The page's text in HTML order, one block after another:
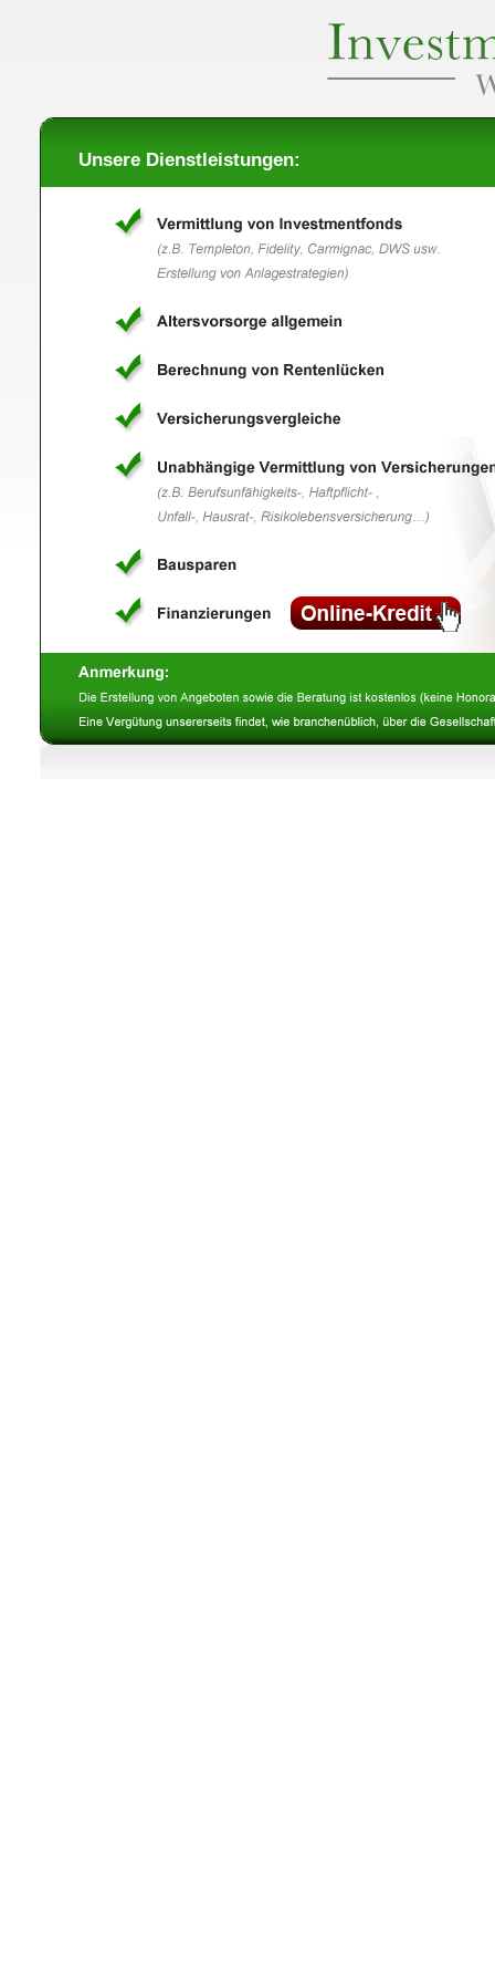
Unsere Dienstleistungen: